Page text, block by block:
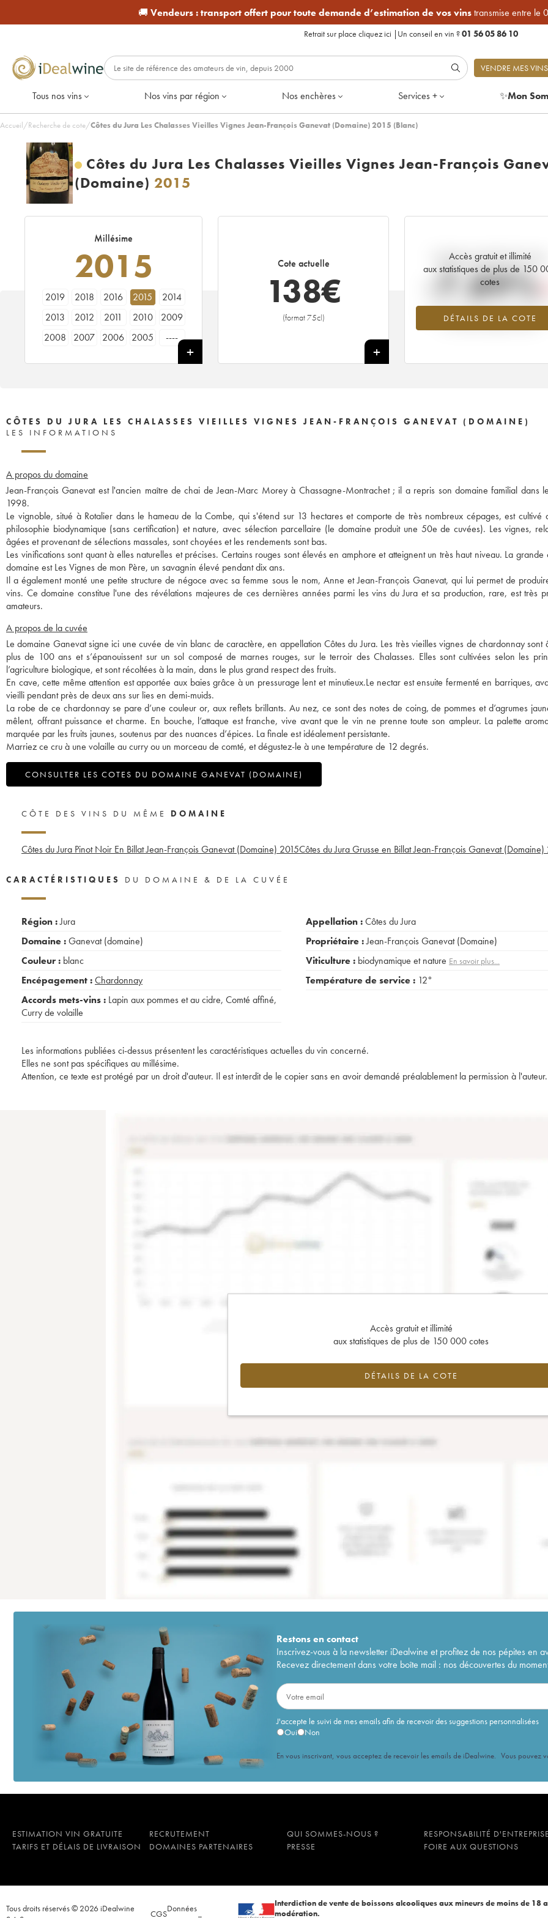
🚚 Vendeurs :transport offert pour toute demande d’estimation de vos vinstransmise entre le
Retrait sur place cliquez ici | Un conseil en vin ?01 56 05 86 10
VENDRE MES VINS
Tous nos vins Nos vins par région Nos enchères Services + ✨Mon
Accueil/Recherche de cote/Côtes du Jura Les Chalasses Vieilles Vignes Jean-François Ganevat (Domaine) 2015 (Blanc)
Côtes du Jura Les Chalasses Vieilles Vignes Jean-François
(Domaine) 2015
Millésime
2015
2019 2018 2016 2015
2014
2013
2012 2011 2010
2009
2008
2007 2006 2005 ----
Cote actuelle
138€
(format 75cl)
+
Accès gratuit et illimité
aux statistiques de plus de 150
cotes
DÉTAILS DE LA COTE
Tendance actuelle de la cote
-7.89%
Tendance à la baisse du millésime
en 2026 par rapport à 2025
CÔTES DU JURA LES CHALASSES VIEILLES VIGNES JEAN-FRANÇOIS GANEVAT (DOMAINE)
LES INFORMATIONS
A propos du domaine
Jean-François Ganevat est l'ancien maître de chai de Jean-Marc Morey à Chassagne-Montrachet ; il a repris son domaine familial dans
1998.
Le vignoble, situé à Rotalier dans le hameau de la Combe, qui s'étend sur 13 hectares et comporte de très nombreux cépages, est cultivé
philosophie biodynamique (sans certification) et nature, avec sélection parcellaire (le domaine produit une 50e de cuvées). Les vignes,
âgées et provenant de sélections massales, sont choyées et les rendements sont bas.
Les vinifications sont quant à elles naturelles et précises. Certains rouges sont élevés en amphore et atteignent un très haut niveau. La grande
domaine est Les Vignes de mon Père, un savagnin élevé pendant dix ans.
Il a également monté une petite structure de négoce avec sa femme sous le nom, Anne et Jean-François Ganevat, qui lui permet de
vins. Ce domaine constitue l'une des révélations majeures de ces dernières années parmi les vins du Jura et sa production, rare, est très
amateurs.
A propos de la cuvée
Le domaine Ganevat signe ici une cuvée de vin blanc de caractère, en appellation Côtes du Jura. Les très vieilles vignes de chardonnay sont
plus de 100 ans et s’épanouissent sur un sol composé de marnes rouges, sur le terroir des Chalasses. Elles sont cultivées selon les
l’agriculture biologique, et sont récoltées à la main, dans le plus grand respect des fruits.
En cave, cette même attention est apportée aux baies grâce à un pressurage lent et minutieux.Le nectar est ensuite fermenté en barriques,
vieilli pendant près de deux ans sur lies en demi-muids.
La robe de ce chardonnay se pare d’une couleur or, aux reflets brillants. Au nez, ce sont des notes de coing, de pommes et d’agrumes
mêlent, offrant puissance et charme. En bouche, l’attaque est franche, vive avant que le vin ne prenne toute son ampleur. La palette
marquée par les fruits jaunes, soutenus par des nuances d’épices. La finale est idéalement persistante.
Marriez ce cru à une volaille au curry ou un morceau de comté, et dégustez-le à une température de 12 degrés.
CONSULTER LES COTES DU DOMAINE GANEVAT (DOMAINE)
CÔTE DES VINS DU MÊME DOMAINE
Côtes du Jura Pinot Noir En Billat Jean-François Ganevat (Domaine) 2015Côtes du Jura Grusse en Billat Jean-François Ganevat (Domaine)
CARACTÉRISTIQUES DU DOMAINE & DE LA CUVÉE
Région :Jura
Domaine :Ganevat (domaine)
Couleur : blanc
Encépagement :Chardonnay
Accords mets-vins : Lapin aux pommes et au cidre, Comté affiné,
Curry de volaille
Appellation :Côtes du Jura
Propriétaire :Jean-François Ganevat (Domaine)
Viticulture : biodynamique et nature En savoir plus...
Température de service : 12°
Les informations publiées ci-dessus présentent les caractéristiques actuelles du vin concerné.
Elles ne sont pas spécifiques au millésime.
Attention, ce texte est protégé par un droit d'auteur. Il est interdit de le copier sans en avoir demandé préalablement la permission à l'auteur.
Accès gratuit et illimité
aux statistiques de plus de 150 000 cotes
DÉTAILS DE LA COTE
Restons encontact
Inscrivez-vous à la newsletter iDealwine et profitez de nos pépites en
Recevez directement dans votre boîte mail : nos découvertes du
J'accepte le suivi de mes emails afin de recevoir des suggestions personnalisées
Oui
Non
En vous inscrivant, vous acceptez de recevoir les emails de iDealwine. Vous pouvez
ESTIMATION VIN GRATUITE RECRUTEMENT QUI SOMMES-NOUS ?
RESPONSABILITÉ
TARIFS ET DÉLAIS DE LIVRAISON
DOMAINES PARTENAIRES PRESSE FOIRE AUX QUESTIONS
Tous droits réservés © 2026 iDealwine
CGSDonnées
Interdiction de vente de boissons alcooliques aux mineurs de moins de
modération.